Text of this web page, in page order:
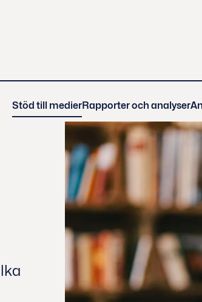
Stöd till medierRapporter och analyser